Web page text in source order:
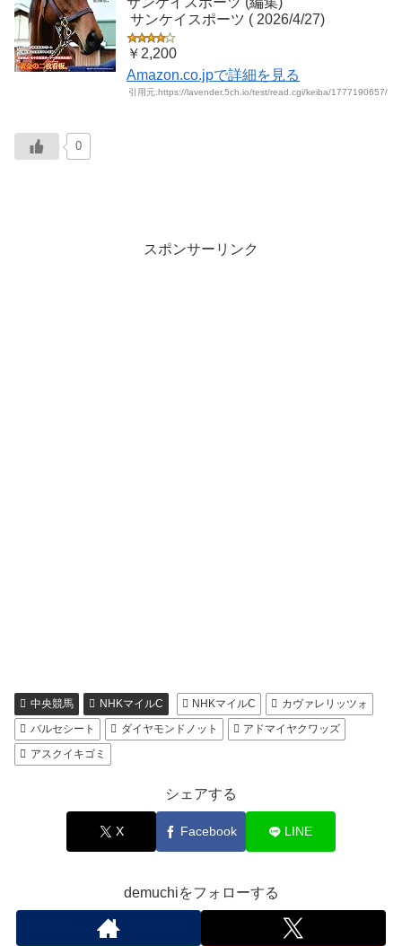
‎ サンケイスポーツ (‎ 2026/4/27)
￥2,200
Amazon.co.jpで詳細を見る
引用元:https://lavender.5ch.io/test/read.cgi/keiba/1777190657/
0
スポンサーリンク
中央競馬 NHKマイルC NHKマイルC
カヴァレリッツォ
バルセシート
ダイヤモンドノット
アドマイヤクワッズ
アスクイキゴミ
シェアする
X Facebook LINE
demuchiをフォローする